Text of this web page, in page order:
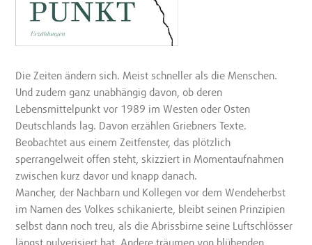
Die Zeiten ändern sich. Meist schneller als die Menschen.
Und zudem ganz unabhängig davon, ob deren
Lebensmittelpunkt vor 1989 im Westen oder Osten
Deutschlands lag. Davon erzählen Griebners Texte.
Beobachtet aus einem Zeitfenster, das plötzlich
sperrangelweit offen steht, skizziert in Momentaufnahmen
zwischen kurz davor und knapp danach.
Mancher, der Nachbarn und Kollegen vor dem Wendeherbst
im Namen des Volkes schikanierte, bleibt seinen Prinzipien
selbst dann noch treu, als die Abrissbirne seine Luftschlösser
längst pulverisiert hat. Andere träumen von blühenden